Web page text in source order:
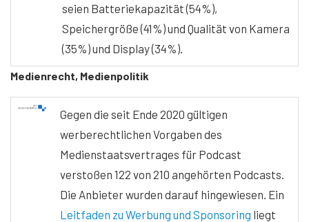
seien Batteriekapazität (54%),
Speichergröße (41%) und Qualität von Kamera
(35%) und Display (34%).
Medienrecht, Medienpolitik
Gegen die seit Ende 2020 gültigen
werberechtlichen Vorgaben des
Medienstaatsvertrages für Podcast
verstoßen 122 von 210 angehörten Podcasts.
Die Anbieter wurden darauf hingewiesen. Ein
Leitfaden zu Werbung und Sponsoring liegt